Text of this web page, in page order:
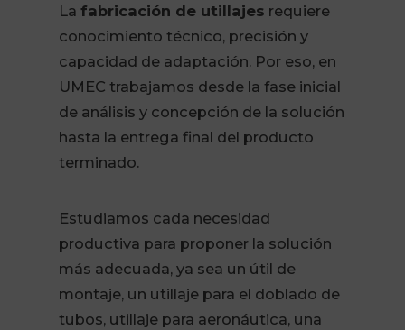
La fabricación de utillajes requiere
conocimiento técnico, precisión y
capacidad de adaptación. Por eso, en
UMEC trabajamos desde la fase inicial
de análisis y concepción de la solución
hasta la entrega final del producto
terminado.
Estudiamos cada necesidad
productiva para proponer la solución
más adecuada, ya sea un útil de
montaje, un utillaje para el doblado de
tubos, utillaje para aeronáutica, una